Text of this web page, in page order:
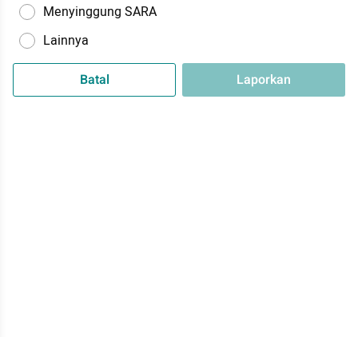
Menyinggung SARA
Lainnya
Batal Laporkan